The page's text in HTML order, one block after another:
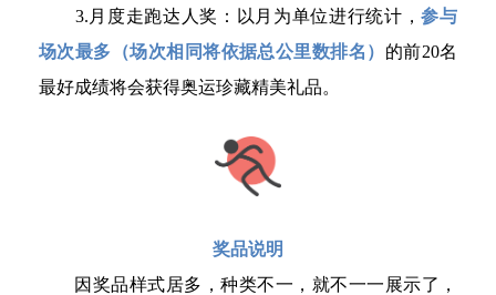
3.月度走跑达人奖：以月为单位进行统计，参与
场次最多（场次相同将依据总公里数排名） 的前20名
最好成绩将会获得奥运珍藏精美礼品。
奖品说明
因奖品样式居多，种类不一，就不一一展示了，